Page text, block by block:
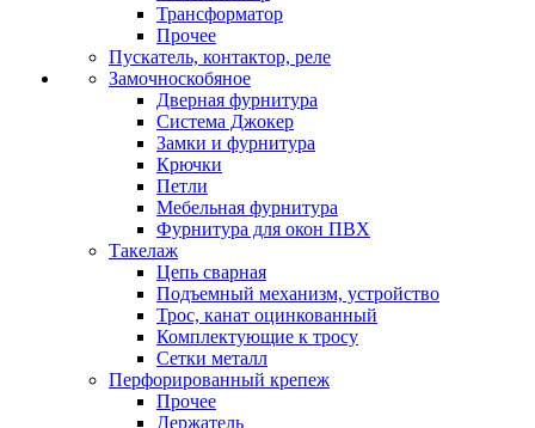
Трансформатор
Прочее
Пускатель, контактор, реле
Замочноскобяное
Дверная фурнитура
Система Джокер
Замки и фурнитура
Крючки
Петли
Мебельная фурнитура
Фурнитура для окон ПВХ
Такелаж
Цепь сварная
Подъемный механизм, устройство
Трос, канат оцинкованный
Комплектующие к тросу
Сетки металл
Перфорированный крепеж
Прочее
Держатель